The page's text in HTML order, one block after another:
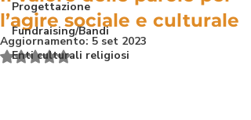
Progettazione
Fundraising/Bandi
Enti culturali religiosi
l’agire sociale e culturale
Aggiornamento: 5 set 2023
Valutazione NaN stelle su 5.